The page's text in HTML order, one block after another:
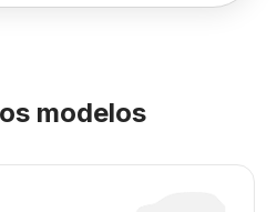
modelos